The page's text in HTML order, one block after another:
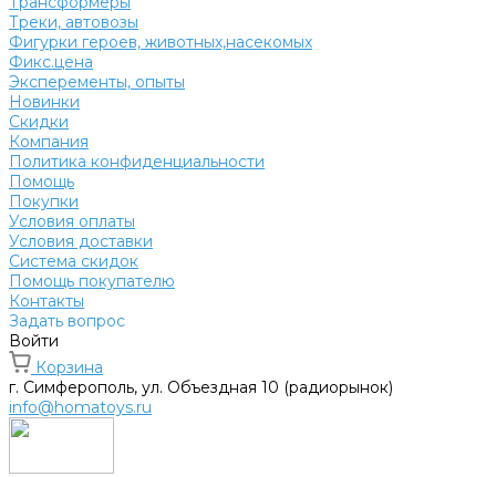
Треки, автовозы
Фигурки героев, животных,насекомых
Фикс.цена
Эксперементы, опыты
Новинки
Скидки
Компания
Политика конфиденциальности
Помощь
Покупки
Условия оплаты
Условия доставки
Система скидок
Помощь покупателю
Контакты
Задать вопрос
Войти
Корзина
г. Симферополь, ул. Объездная 10 (радиорынок)
info@homatoys.ru